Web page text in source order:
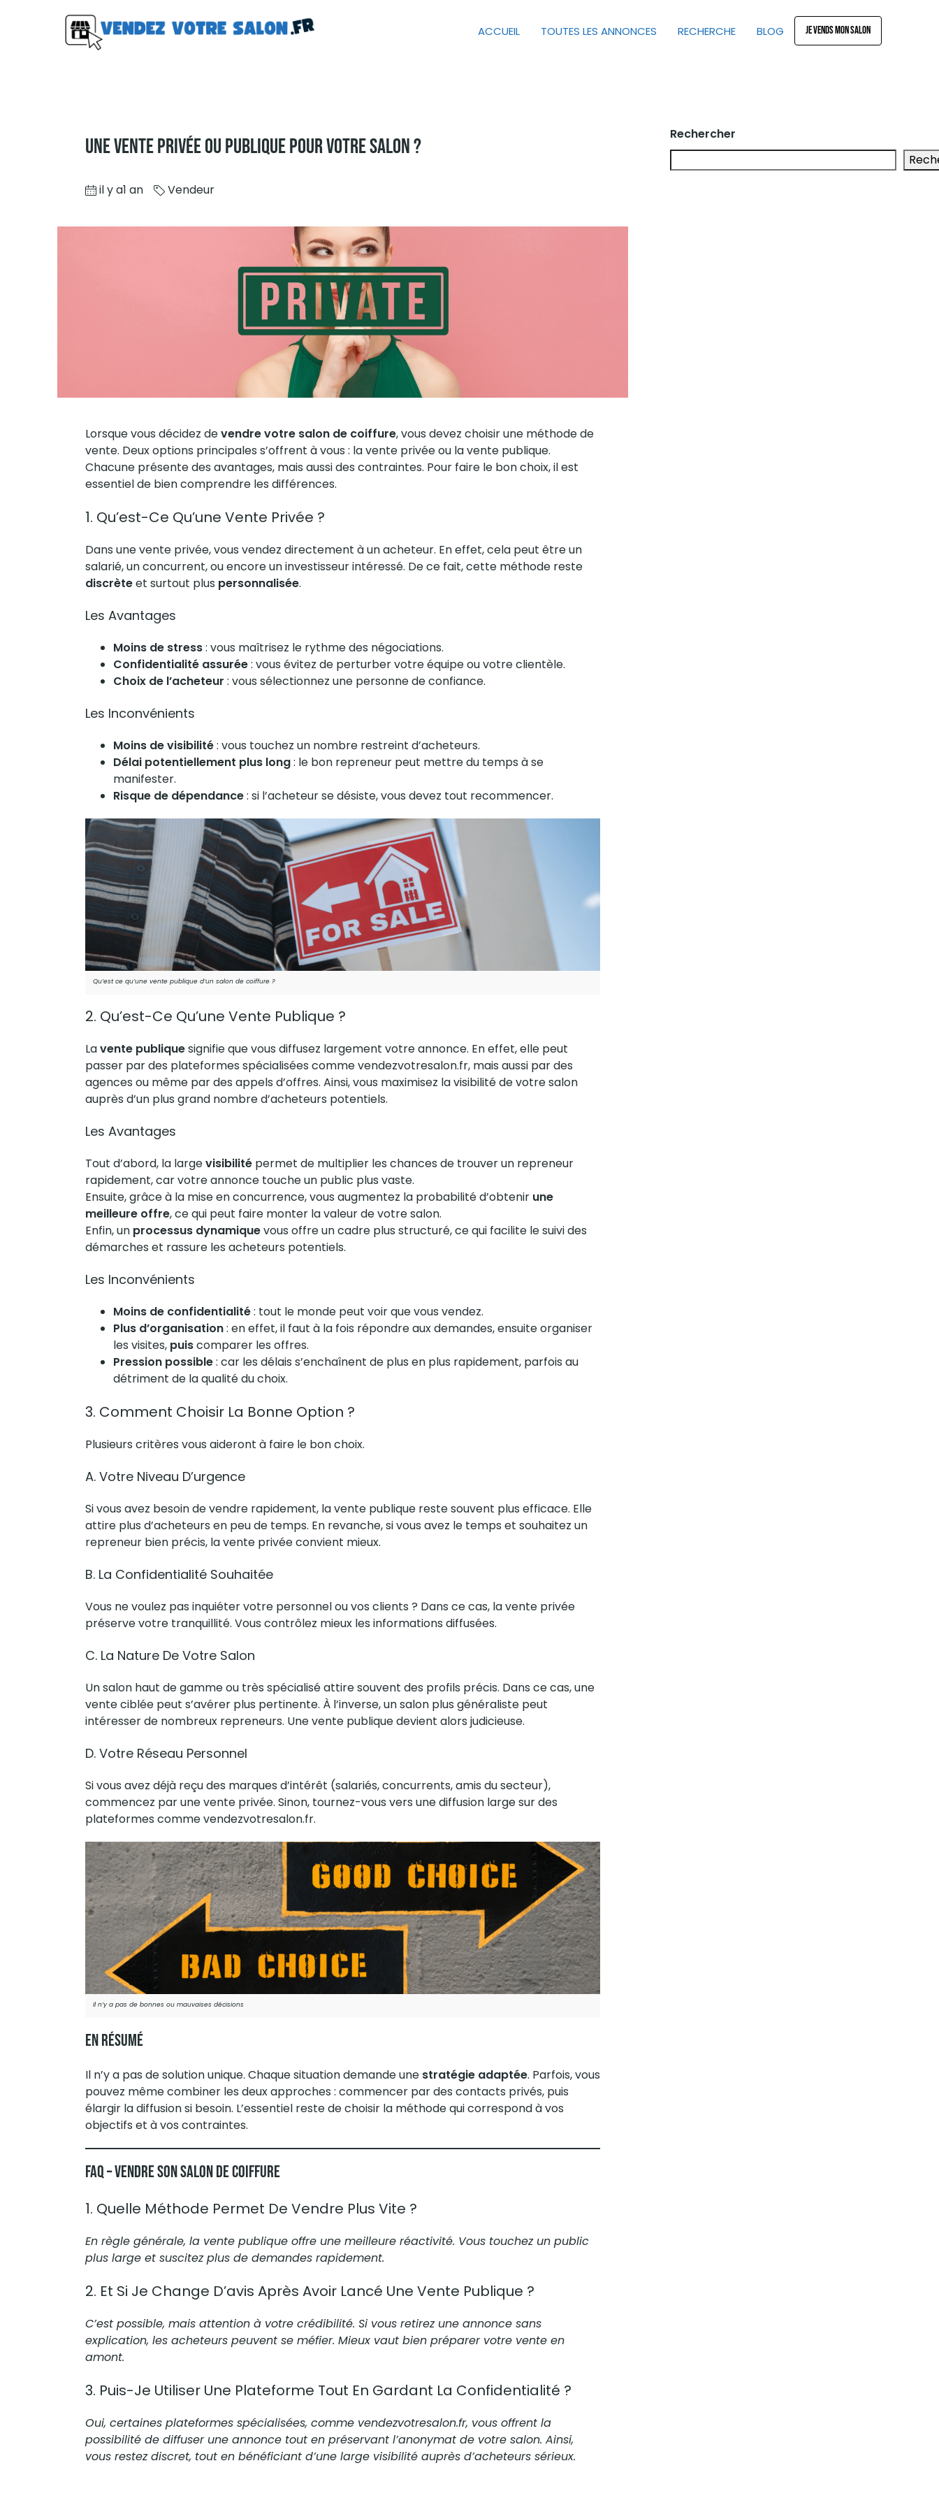
ACCUEIL TOUTES LES ANNONCES RECHERCHE BLOG JE VENDS MON SALON
Une Vente Privée Ou Publique Pour Votre Salon ?
il y a1 an Vendeur
Lorsque vous décidez devendre votre salon de coiffure, vous devez choisir une méthode de
vente. Deux options principales s’offrent à vous : lavente privéeou la vente publique.
Chacune présente des avantages, mais aussi des contraintes. Pour faire le bon choix, il est
essentiel de bien comprendre les différences.
1. Qu’est-Ce Qu’une Vente Privée ?
Dans une vente privée, vous vendez directement à unacheteur. En effet, cela peut être un
salarié, un concurrent, ou encore un investisseur intéressé. De ce fait, cette méthode reste
discrèteet surtout plus personnalisée.
Les Avantages
Moins de stress: vous maîtrisez le rythme des négociations.
Confidentialité assurée: vous évitez de perturber votre équipe ou votre clientèle.
Choix de l’acheteur : vous sélectionnez une personne de confiance.
Les Inconvénients
Moins de visibilité: vous touchez un nombre restreint d’acheteurs.
Délai potentiellement plus long: le bon repreneur peut mettre du temps à se
manifester.
Risque de dépendance: si l’acheteurse désiste, vous devez tout recommencer.
Qu’est ce qu’une vente publique d’un salon de coiffure ?
2. Qu’est-Ce Qu’une Vente Publique ?
Lavente publiquesignifie que vous diffusez largement votre annonce. En effet, elle peut
passer par des plateformes spécialisées commevendezvotresalon.fr, mais aussi par des
agences ou même par des appels d’offres. Ainsi, vous maximisez la visibilité de votre salon
auprès d’un plus grand nombred’acheteurs potentiels.
Les Avantages
Tout d’abord, la largevisibilité permet de multiplier les chances de trouver un repreneur
rapidement, car votre annonce touche un public plus vaste.
Ensuite, grâce à la mise en concurrence, vous augmentez la probabilité d’obtenir une
meilleure offre, ce qui peut faire monter la valeur de votre salon.
Enfin, un processus dynamiquevous offre un cadre plus structuré, ce qui facilite le suivi des
démarches et rassure les acheteurs potentiels.
Les Inconvénients
Moins de confidentialité: tout le monde peut voir que vous vendez.
Plus d’organisation: en effet, il faut à la fois répondre aux demandes, ensuite organiser
les visites, puiscomparer les offres.
Pression possible: car les délais s’enchaînent de plus en plus rapidement, parfois au
détriment de la qualité du choix.
3. Comment Choisir La Bonne Option ?
Plusieurs critères vous aideront à faire le bon choix.
A. Votre Niveau D’urgence
Si vous avez besoin de vendre rapidement, la vente publique reste souvent plus efficace. Elle
attire plus d’acheteurs en peu de temps. En revanche, si vous avez le temps et souhaitez un
repreneur bien précis, la vente privée convient mieux.
B. La Confidentialité Souhaitée
Vous ne voulez pas inquiéter votre personnel ou vos clients ? Dans ce cas, la vente privée
préserve votre tranquillité. Vous contrôlez mieux les informations diffusées.
C. La Nature De Votre Salon
Un salon haut de gamme ou très spécialisé attire souvent des profils précis. Dans ce cas, une
vente ciblée peut s’avérer plus pertinente. À l’inverse, un salon plus généraliste peut
intéresser de nombreux repreneurs. Une vente publique devient alors judicieuse.
D. Votre Réseau Personnel
Si vous avez déjà reçu des marques d’intérêt (salariés, concurrents, amis du secteur),
commencez par une vente privée. Sinon, tournez-vous vers une diffusion large sur des
plateformes commevendezvotresalon.fr.
Il n’y a pas de bonnes ou mauvaises décisions
En Résumé
Il n’y a pas de solution unique. Chaque situation demande une stratégie adaptée. Parfois, vous
pouvez même combiner les deux approches : commencer par des contacts privés, puis
élargir la diffusion si besoin. L’essentiel reste de choisir la méthode qui correspond à vos
objectifs et à vos contraintes.
FAQ – Vendre Son Salon De Coiffure
1. Quelle Méthode Permet De Vendre Plus Vite ?
En règle générale, la vente publique offre une meilleure réactivité. Vous touchez un public
plus large et suscitez plus de demandes rapidement.
2. Et Si Je Change D’avis Après Avoir Lancé Une Vente Publique ?
C’est possible, mais attention à votre crédibilité. Si vous retirez une annonce sans
explication, les acheteurs peuvent se méfier. Mieux vaut bien préparer votre vente en
amont.
3. Puis-Je Utiliser Une Plateforme Tout En Gardant La Confidentialité ?
Oui, certaines plateformes spécialisées, comme vendezvotresalon.fr, vous offrent la
possibilité de diffuser une annonce tout en préservant l’anonymat de votre salon. Ainsi,
vous restez discret, tout en bénéficiant d’une large visibilité auprès d’acheteurs sérieux.
Rechercher